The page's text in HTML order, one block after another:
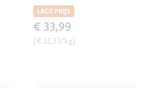
LAGE PRIJS
€ 33,99
(€ 11,33/kg)